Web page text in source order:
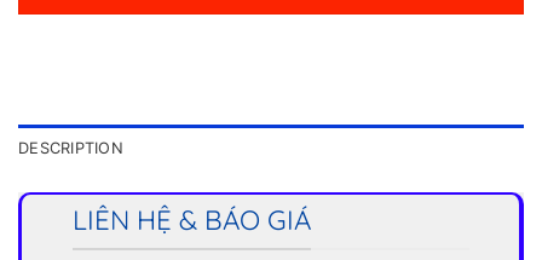
DESCRIPTION
LIÊN HỆ & BÁO GIÁ